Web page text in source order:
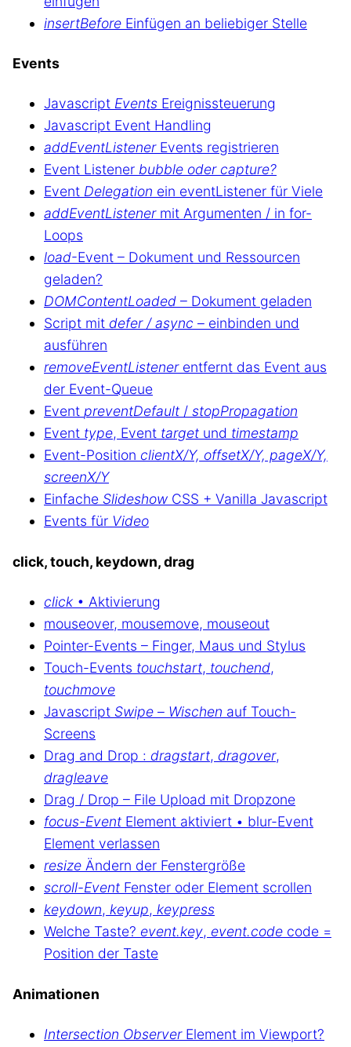
insertBefore Einfügen an beliebiger Stelle
Events
Javascript Events Ereignissteuerung
Javascript Event Handling
addEventListenerEvents registrieren
Event Listener bubble oder capture?
Event Delegation ein eventListener für Viele
addEventListenermit Argumenten / in for-
Loops
load-Event – Dokument und Ressourcen
geladen?
DOMContentLoaded – Dokument geladen
Script mit defer / async – einbinden und
ausführen
removeEventListenerentfernt das Event aus
der Event-Queue
Event preventDefault / stopPropagation
Event type, Event target und timestamp
Event-Position clientX/Y, offsetX/Y, pageX/Y,
screenX/Y
Einfache Slideshow CSS + Vanilla Javascript
Events für Video
click, touch, keydown, drag
click • Aktivierung
mouseover, mousemove, mouseout
Pointer-Events – Finger, Maus und Stylus
Touch-Events touchstart, touchend,
touchmove
Javascript Swipe – Wischen auf Touch-
Screens
Drag and Drop : dragstart, dragover,
dragleave
Drag / Drop – File Upload mit Dropzone
focus-Event Element aktiviert • blur-Event
Element verlassen
resize Ändern der Fenstergröße
scroll-Event Fenster oder Element scrollen
keydown, keyup, keypress
Welche Taste? event.key, event.code code =
Position der Taste
Animationen
Intersection ObserverElement im Viewport?